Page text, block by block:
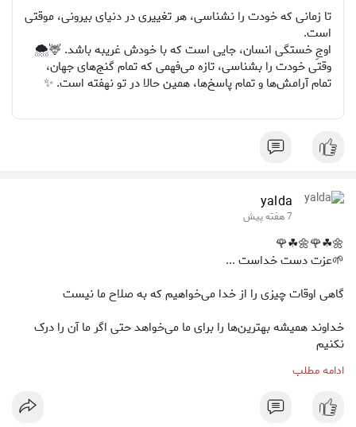
تا زمانی که خودت را نشناسی، هر تغییری در دنیای بیرونی، موقتی
است.
اوجِ خستگی انسان، جایی است که با خودش غریبه باشد. 🦌🌨️
وقتی خودت را بشناسی، تازه می‌فهمی که تمام گنج‌های جهان،
تمام آرامش‌ها و تمام پاسخ‌ها، همین حالا در تو نهفته است. ✨
yalda
7 هفته پیش
🌼☘🌹🌼☘🌹
🌱عزت دست خداست ...
گاهی اوقات چیزی را از خدا می‌خواهیم که به صلاح ما نیست
خداوند همیشه بهترین‌ها را برای ما می‌خواهد حتی اگر ما آن را درک
نکنیم
پس به جای اصرار بر خواسته‌های خودمون،از خدا بخواهیم که آنچه به
صلاح ماست را به ما ببخشد
ادامه مطلب